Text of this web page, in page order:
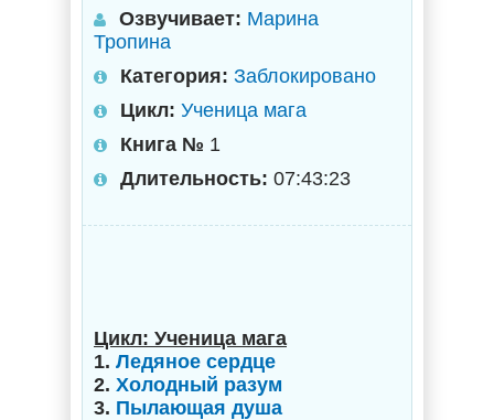
Озвучивает: Марина
Тропина
Категория: Заблокировано
Цикл: Ученица мага
Книга № 1
Длительность: 07:43:23
Цикл: Ученица мага
1. Ледяное сердце
2. Холодный разум
3. Пылающая душа